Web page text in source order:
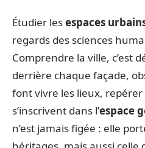
Étudier lesespaces
regards des sciences
Comprendre la ville, c’est
derrière chaque façade,
font vivre les lieux,
s’inscrivent dans l’espace
n’est jamais figée : elle